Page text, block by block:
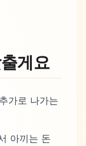
게요
가로 나가는
아끼는 돈